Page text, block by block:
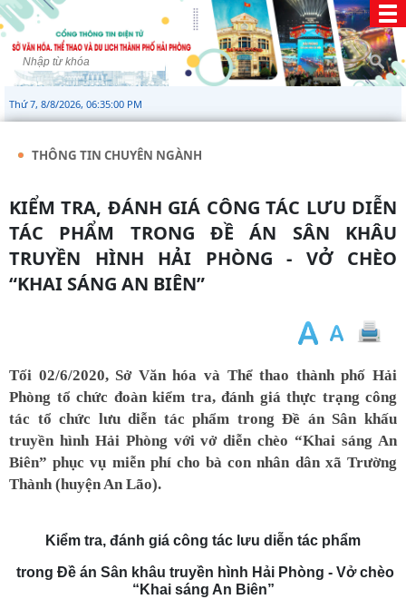
Thứ 7, 8/8/2026, 06:35:00 PM
THÔNG TIN CHUYÊN NGÀNH
KIỂM TRA, ĐÁNH GIÁ CÔNG TÁC LƯU DIỄN
TÁC PHẨM TRONG ĐỀ ÁN SÂN KHÂU
TRUYỀN HÌNH HẢI PHÒNG - VỞ CHÈO
“KHAI SÁNG AN BIÊN”
Tối 02/6/2020, Sở Văn hóa và Thể thao thành phố Hải
Phòng tổ chức đoàn kiểm tra, đánh giá thực trạng công
tác tổ chức lưu diễn tác phẩm trong Đề án Sân khấu
truyền hình Hải Phòng với vở diễn chèo “Khai sáng An
Biên” phục vụ miễn phí cho bà con nhân dân xã Trường
Thành (huyện An Lão).
Kiểm tra, đánh giá công tác lưu diễn tác phẩm
trong Đề án Sân khâu truyền hình Hải Phòng - Vở chèo
“Khai sáng An Biên”